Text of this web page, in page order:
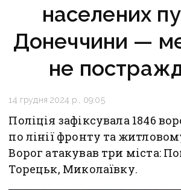
населених
Донеччини —
не
14 грудня 2024 р., 09:05
Поліція зафіксувала 1846
по лінії фронту та
Ворог атакував три міста:
Торецьк, Миколаївку.